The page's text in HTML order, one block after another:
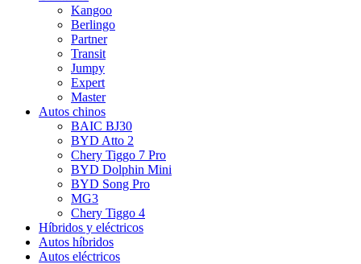
Kangoo
Berlingo
Partner
Transit
Jumpy
Expert
Master
Autos chinos
BAIC BJ30
BYD Atto 2
Chery Tiggo 7 Pro
BYD Dolphin Mini
BYD Song Pro
MG3
Chery Tiggo 4
Híbridos y eléctricos
Autos híbridos
Autos eléctricos